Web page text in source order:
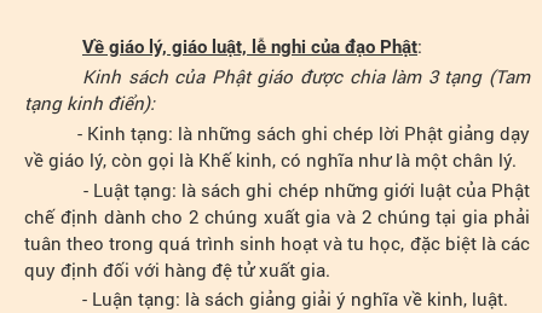
Về giáo lý, giáo luật, lễ nghi của đạo Phật:
Kinh sách của Phật giáo được chia làm 3 tạng (Tam
tạng kinh điển):
- Kinh tạng: là những sách ghi chép lời Phật giảng dạy
về giáo lý, còn gọi là Khế kinh, có nghĩa như là một chân lý.
- Luật tạng: là sách ghi chép những giới luật của Phật
chế định dành cho 2 chúng xuất gia và 2 chúng tại gia phải
tuân theo trong quá trình sinh hoạt và tu học, đặc biệt là các
quy định đối với hàng đệ tử xuất gia.
- Luận tạng: là sách giảng giải ý nghĩa về kinh, luật.